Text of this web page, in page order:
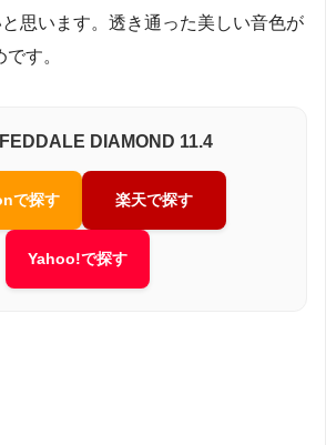
思います。透き通った美しい音色が
す。
DIAMOND 11.4
で探す 楽天で探す
Yahoo!で探す